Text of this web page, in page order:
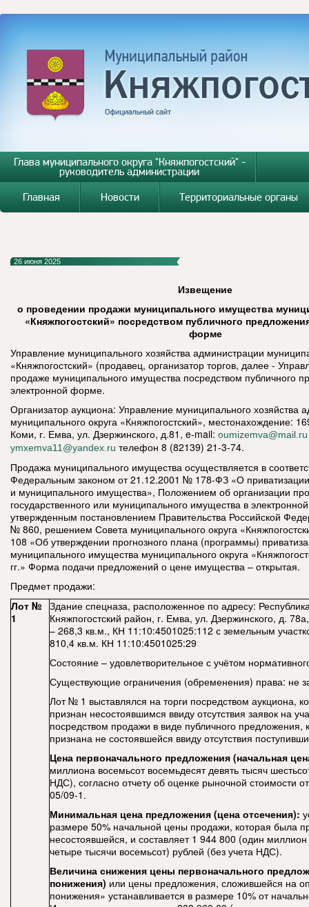
Глава муниципального округа "Княжпогостский" -
руководитель администрации
Главная
Новости Территориальные органы
26 июня 2025
Извещение
о проведении продажи муниципального имущества
«Княжпогостский» посредством публичного
форме
Управление муниципального хозяйства администрации
«Княжпогостский» (продавец, организатор торгов, далее -
продаже муниципального имущества посредством публичного
электронной форме.
Организатор аукциона: Управление муниципального хозяйства
муниципального округа «Княжпогостский», местонахождение:
Коми, г. Емва, ул. Дзержинского, д.81, e-mail: oumizemva@mail.ru
ymxemva11@yandex.ru телефон 8 (82139) 21-3-74.
Продажа муниципального имущества осуществляется в
Федеральным законом от 21.12.2001 № 178-ФЗ «О приватизации
и муниципального имущества», Положением об организации
государственного или муниципального имущества в
утвержденным постановлением Правительства Российской
№ 860, решением Совета муниципального округа
108 «Об утверждении прогнозного плана (программы)
муниципального имущества муниципального округа
гг.» Форма подачи предложений о цене имущества – открытая.
Предмет продажи:
Лот №
1
Здание спецназа, расположенное по адресу:
Княжпогостский район, г. Емва, ул. Дзержинского, д.
– 268,3 кв.м., КН 11:10:4501025:112 с земельным
810,4 кв.м. КН 11:10:4501025:29
Состояние – удовлетворительное с учётом
Существующие ограничения (обременения) права: не
Лот № 1 выставлялся на торги посредством аукциона,
признан несостоявшимся ввиду отсутствия заявок на
посредством продажи в виде публичного предложения,
признана не состоявшейся ввиду отсутствия
Цена первоначального предложения (начальная
миллиона восемьсот восемьдесят девять тысяч
НДС), согласно отчету об оценке рыночной стоимости
05/09-1.
Минимальная цена предложения (цена отсечения):
размере 50% начальной цены продажи, которая была
несостоявшейся, и составляет 1 944 800 (один миллион
четыре тысячи восемьсот) рублей (без учета НДС).
Величина снижения цены первоначального
понижения) или цены предложения, сложившейся на
понижения» устанавливается в размере 10% от